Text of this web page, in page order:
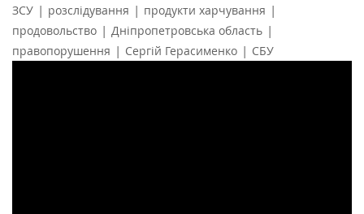
ЗСУ | розслідування | продукти харчування |
продовольство | Дніпропетровська область |
правопорушення | Сергій Герасименко | СБУ